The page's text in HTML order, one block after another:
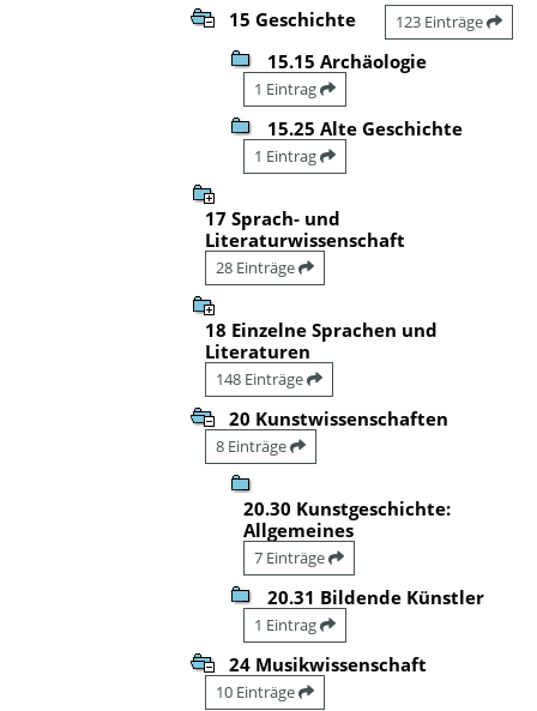
15 Geschichte 123 Einträge
15.15 Archäologie
1 Eintrag
15.25 Alte Geschichte
1 Eintrag
17 Sprach- und
Literaturwissenschaft
28 Einträge
18 Einzelne Sprachen und
Literaturen
148 Einträge
20 Kunstwissenschaften
8 Einträge
20.30 Kunstgeschichte:
Allgemeines
7 Einträge
20.31 Bildende Künstler
1 Eintrag
24 Musikwissenschaft
10 Einträge